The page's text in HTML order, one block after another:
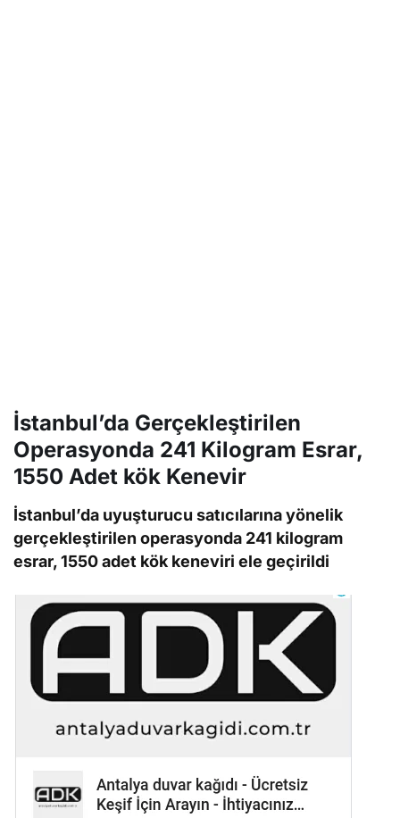
İstanbul’da Gerçekleştirilen
Operasyonda 241 Kilogram Esrar,
1550 Adet kök Kenevir
İstanbul’da uyuşturucu satıcılarına yönelik
gerçekleştirilen operasyonda 241 kilogram
esrar, 1550 adet kök keneviri ele geçirildi